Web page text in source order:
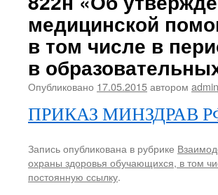
медицинской
в том числе в
в
Опубликовано 17.05.2015автором admin
ПРИКАЗ МИНЗДРАВ РФ
Запись опубликована в рубрике
охраны здоровья обучающихся, в том
постоянную ссылку.